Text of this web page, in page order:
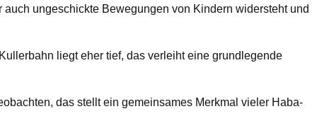
ungeschickte Bewegungen von Kindern widersteht und
liegt eher tief, das verleiht eine grundlegende
das stellt ein gemeinsames Merkmal vieler Haba-